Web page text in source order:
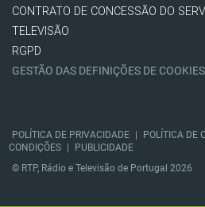
CONTRATO DE CONCESSÃO DO
TELEVISÃO
RGPD
GESTÃO DAS DEFINIÇÕES DE COOKIES
POLÍTICA DE PRIVACIDADE POLÍTICA DE
CONDIÇÕES
PUBLICIDADE
© RTP, Rádio e Televisão de Portugal 2026